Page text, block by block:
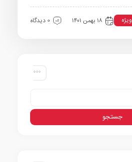
ویژه ۱۸ بهمن ۱۴۰۱ 0 دیدگاه